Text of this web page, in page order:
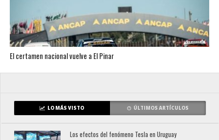
El certamen nacional vuelve a El Pinar
LO MÁS VISTO ÚLTIMOS ARTÍCULOS
Los efectos del fenómeno Tesla en Uruguay